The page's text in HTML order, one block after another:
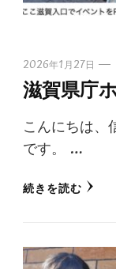
2026年1月27日
滋賀県庁
こんにちは、
です。 …
続きを読む